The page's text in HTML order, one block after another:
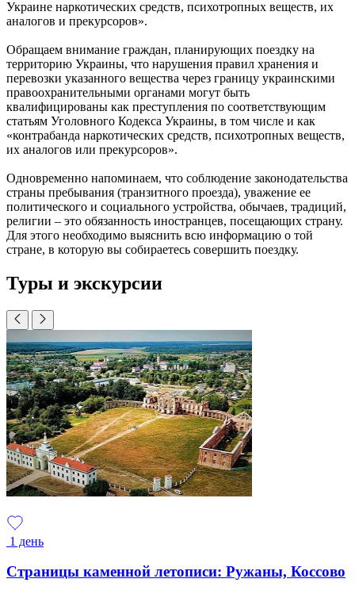
Украине наркотических средств, психотропных веществ, их
аналогов и прекурсоров».
Обращаем внимание граждан, планирующих поездку на
территорию Украины, что нарушения правил хранения и
перевозки указанного вещества через границу украинскими
правоохранительными органами могут быть
квалифицированы как преступления по соответствующим
статьям Уголовного Кодекса Украины, в том числе и как
«контрабанда наркотических средств, психотропных веществ,
их аналогов или прекурсоров».
Одновременно напоминаем, что соблюдение законодательства
страны пребывания (транзитного проезда), уважение ее
политического и социального устройства, обычаев, традиций,
религии – это обязанность иностранцев, посещающих страну.
Для этого необходимо выяснить всю информацию о той
стране, в которую вы собираетесь совершить поездку.
Туры и экскурсии
1 день
Страницы каменной летописи: Ружаны, Коссово